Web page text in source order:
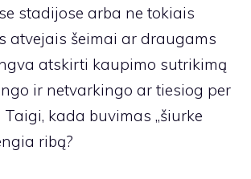
stadijose arba ne tokiais
atvejais šeimai ar draugams
atskirti kaupimo sutrikimą
ir netvarkingo ar tiesiog per
kada buvimas „šiurke
ribą?